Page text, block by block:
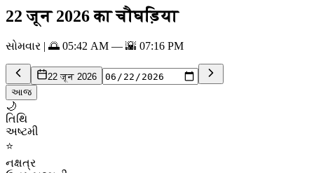
22 जून 2026 का चौघड़िया
સોમવાર | 🌅 05:42 AM — 🌇 07:16 PM
22 जून 2026
આજ
🌙
તિથિ
અષ્ટમી
⭐
નક્ષત્ર